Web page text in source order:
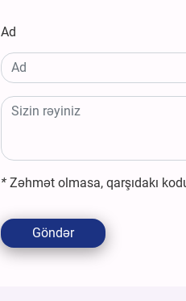
Ad
* Zəhmət olmasa, qarşıdakı
Göndər